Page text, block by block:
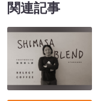
関連記事